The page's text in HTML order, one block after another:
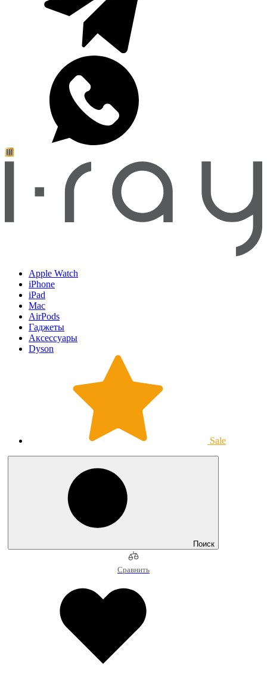
Apple Watch
iPhone
iPad
Mac
AirPods
Гаджеты
Аксессуары
Dyson
Sale
Поиск
Сравнить